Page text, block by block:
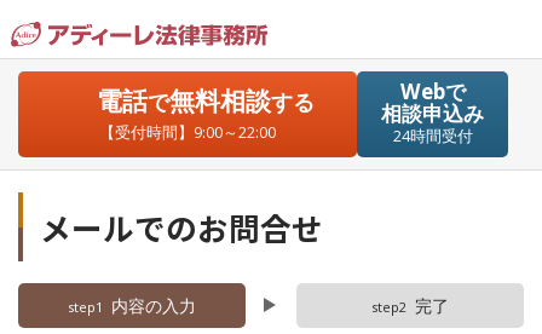
電話で無料相談する
【受付時間】9:00～22:00
Webで
相談申込み
24時間受付
メールでのお問合せ
step1 内容の入力 step2 完了